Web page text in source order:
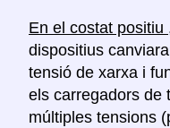
En el costat positiu
dispositius
tensió de xarxa i
els carregadors de
múltiples tensions